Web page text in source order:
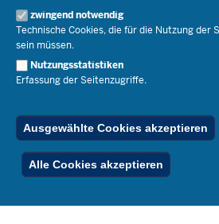
zwingend notwendig
Technische Cookies, die für die Nutzung der
sein müssen.
Nutzungsstatistiken
Erfassung der Seitenzugriffe.
Ausgewählte Cookies akzeptieren
Alle Cookies akzeptieren
Open Government
Bibliothek
Veranstaltungen
Geschäftsbereich
Pressefotos
Social Media
Pressekontakt
Service
Schule(n) suchen
Kontakt
Der Weg zu uns
Publikationen
RSS-Feed
Ferienordnung
© 2026 Bildungsportal NRW
Below
Footer
Menu
Inhalt Impressum Datenschutz